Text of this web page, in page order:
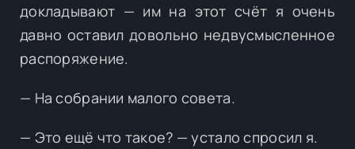
докладывают — им на этот счёт я очень
давно оставил довольно недвусмысленное
распоряжение.
— На собрании малого совета.
— Это ещё что такое? — устало спросил я.